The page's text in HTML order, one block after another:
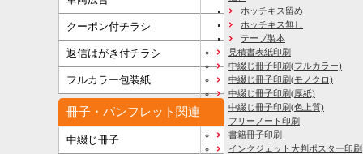
クーポン付チラシ
返信はがき付チラシ
フルカラー包装紙
冊子・パンフレット関連
中綴じ冊子
ホッチキス留め
ホッチキス無し
テープ製本
見積書表紙印刷
中綴じ冊子印刷(フルカラー)
中綴じ冊子印刷(モノクロ)
中綴じ冊子印刷(厚紙)
中綴じ冊子印刷(色上質)
フリーノート印刷
書籍冊子印刷
インクジェット大判ポスター印刷